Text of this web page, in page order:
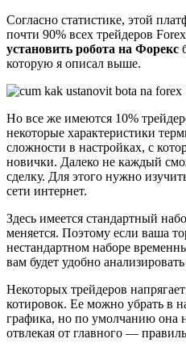
Согласно статистике, этой
почти 90% всех трейдеров
установить робота на Форекс
которую я описал выше.
Но все же имеются 10%
некоторые характеристики
сложности в настройках, с
новички. Далеко не каждый
сделку. Для этого нужно
сети интернет.
Здесь имеется стандартный
меняется. Поэтому если ваша
нестандартном наборе
вам будет удобно
Некоторых трейдеров
котировок. Ее можно убрать в
графика, но по умолчанию она
отвлекая от главного —